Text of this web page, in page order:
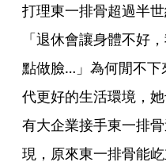
打理東一排骨超過半
「退休會讓身體不好
點做臉…」為何閒不下
代更好的生活環境，
有大企業接手東一排
現，原來東一排骨能